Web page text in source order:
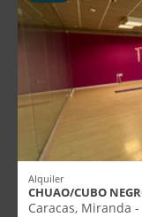
Alquiler
CHUAO/CUBO
Caracas, Miranda